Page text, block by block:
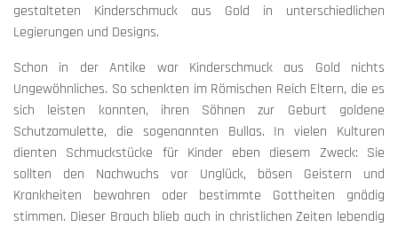
gestalteten Kinderschmuck aus Gold in unterschiedlichen
Legierungen und Designs.
Schon in der Antike war Kinderschmuck aus Gold nichts
Ungewöhnliches. So schenkten im Römischen Reich Eltern, die es
sich leisten konnten, ihren Söhnen zur Geburt goldene
Schutzamulette, die sogenannten Bullas. In vielen Kulturen
dienten Schmuckstücke für Kinder eben diesem Zweck: Sie
sollten den Nachwuchs vor Unglück, bösen Geistern und
Krankheiten bewahren oder bestimmte Gottheiten gnädig
stimmen. Dieser Brauch blieb auch in christlichen Zeiten lebendig